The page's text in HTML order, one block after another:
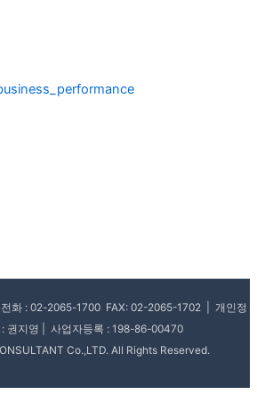
화 : 02-2065-1700 FAX: 02-2065-1702 | 개인정
: 권지영 | 사업자등록 : 198-86-00470
Co.,LTD. All Rights Reserved.